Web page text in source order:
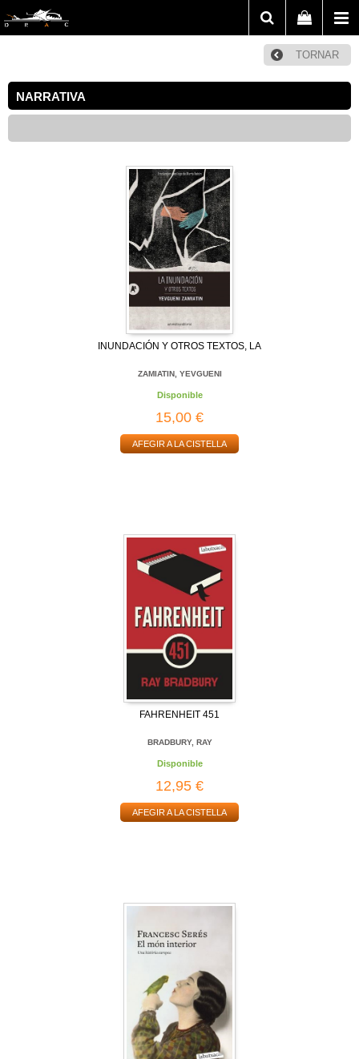
TORNAR
NARRATIVA
INUNDACIÓN Y OTROS TEXTOS, LA
ZAMIATIN, YEVGUENI
Disponible
15,00 €
AFEGIR A LA CISTELLA
FAHRENHEIT 451
BRADBURY, RAY
Disponible
12,95 €
AFEGIR A LA CISTELLA